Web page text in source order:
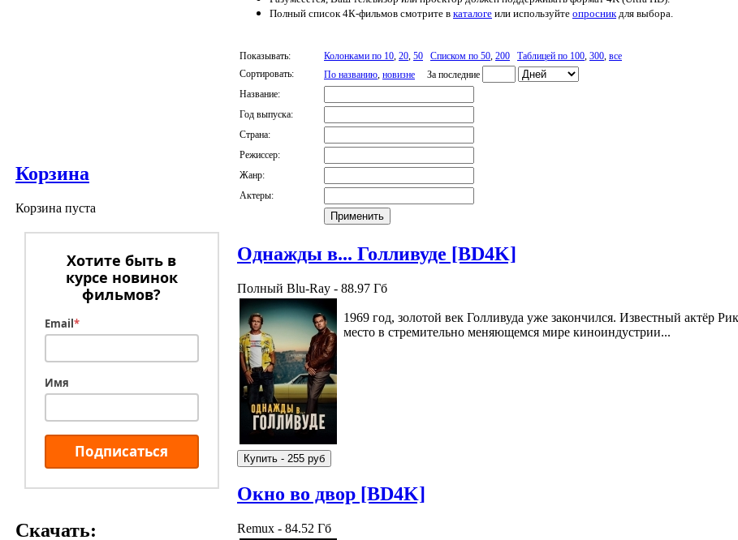
Корзина
Корзина пуста
Хотите быть в
курсе новинок
фильмов?
Email*
Имя
Подписаться
Скачать:
Полный список 4К-фильмов смотрите в каталоге или используйте опросник для выбора.
Показывать: Колонками по 10, 20, 50 Списком по 50, 200 Таблицей по 100, 300, все
Сортировать:
По названию, новизне За последние
Название:
Год выпуска:
Страна:
Режиссер:
Жанр:
Актеры:
Однажды в... Голливуде [BD4K]
Полный Blu-Ray - 88.97 Гб
1969 год, золотой век Голливуда уже закончился. Известный актёр
место в стремительно меняющемся мире киноиндустрии...
Окно во двор [BD4K]
Remux - 84.52 Гб